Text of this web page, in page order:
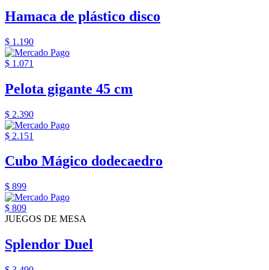
Hamaca de plástico disco
$ 1.190
$ 1.071
Pelota gigante 45 cm
$ 2.390
$ 2.151
Cubo Mágico dodecaedro
$ 899
$ 809
JUEGOS DE MESA
Splendor Duel